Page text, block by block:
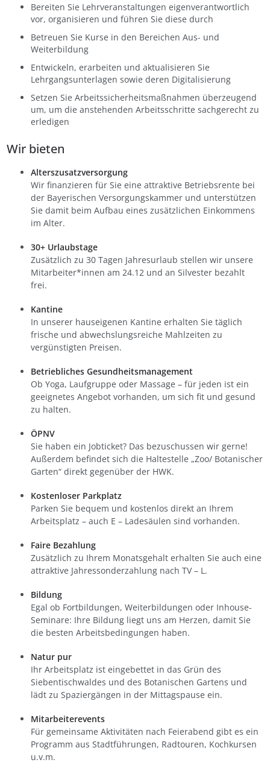
Bereiten Sie Lehrveranstaltungen eigenverantwortlich
vor, organisieren und führen Sie diese durch
Betreuen Sie Kurse in den Bereichen Aus- und
Weiterbildung
Entwickeln, erarbeiten und aktualisieren Sie
Lehrgangsunterlagen sowie deren Digitalisierung
Setzen Sie Arbeitssicherheitsmaßnahmen überzeugend
um, um die anstehenden Arbeitsschritte sachgerecht zu
erledigen
Wir bieten
Alterszusatzversorgung
Wir finanzieren für Sie eine attraktive Betriebsrente bei
der Bayerischen Versorgungskammer und unterstützen
Sie damit beim Aufbau eines zusätzlichen Einkommens
im Alter.
30+ Urlaubstage
Zusätzlich zu 30 Tagen Jahresurlaub stellen wir unsere
Mitarbeiter*innen am 24.12 und an Silvester bezahlt
frei.
Kantine
In unserer hauseigenen Kantine erhalten Sie täglich
frische und abwechslungsreiche Mahlzeiten zu
vergünstigten Preisen.
Betriebliches Gesundheitsmanagement
Ob Yoga, Laufgruppe oder Massage – für jeden ist ein
geeignetes Angebot vorhanden, um sich fit und gesund
zu halten.
ÖPNV
Sie haben ein Jobticket? Das bezuschussen wir gerne!
Außerdem befindet sich die Haltestelle „Zoo/ Botanischer
Garten“ direkt gegenüber der HWK.
Kostenloser Parkplatz
Parken Sie bequem und kostenlos direkt an Ihrem
Arbeitsplatz – auch E – Ladesäulen sind vorhanden.
Faire Bezahlung
Zusätzlich zu Ihrem Monatsgehalt erhalten Sie auch eine
attraktive Jahressonderzahlung nach TV – L.
Bildung
Egal ob Fortbildungen, Weiterbildungen oder Inhouse-
Seminare: Ihre Bildung liegt uns am Herzen, damit Sie
die besten Arbeitsbedingungen haben.
Natur pur
Ihr Arbeitsplatz ist eingebettet in das Grün des
Siebentischwaldes und des Botanischen Gartens und
lädt zu Spaziergängen in der Mittagspause ein.
Mitarbeiterevents
Für gemeinsame Aktivitäten nach Feierabend gibt es ein
Programm aus Stadtführungen, Radtouren, Kochkursen
u.v.m.